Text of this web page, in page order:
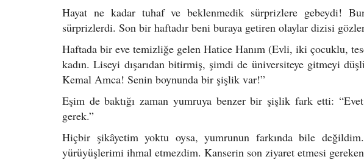
Hayat ne kadar tuhaf ve beklenmedik sürprizlere gebeydi!
sürprizlerdi. Son bir haftadır beni buraya getiren olaylar dizisi
Haftada bir eve temizliğe gelen Hatice Hanım (Evli, iki çocuklu,
kadın. Liseyi dışarıdan bitirmiş, şimdi de üniversiteye gitmeyi
Kemal Amca! Senin boynunda bir şişlik var!”
Eşim de baktığı zaman yumruya benzer bir şişlik fark etti:
gerek.”
Hiçbir şikâyetim yoktu oysa, yumrunun farkında bile
yürüyüşlerimi ihmal etmezdim. Kanserin son ziyaret etmesi